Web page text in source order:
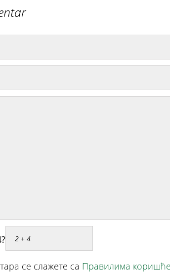
се слажете са Правилима